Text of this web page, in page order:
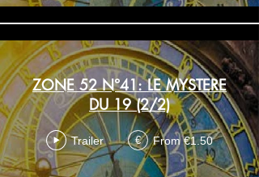
ZONE 52 N°41: LE MYSTERE
DU 19 (2/2)
Trailer € From €1.50